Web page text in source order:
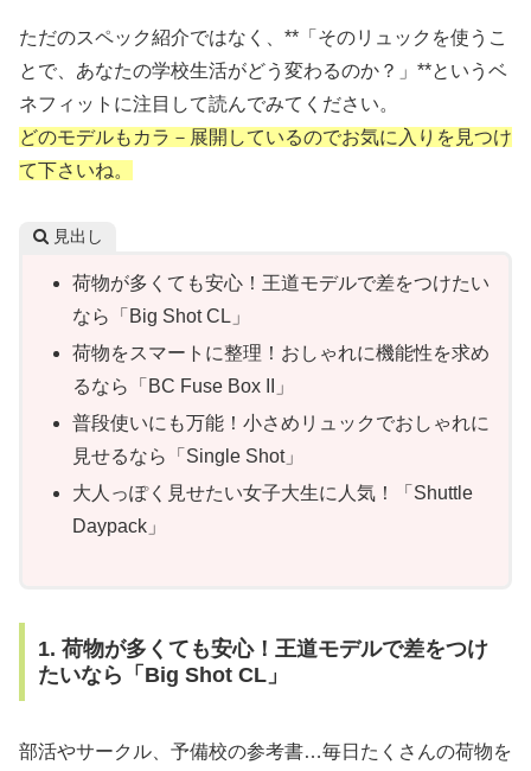
ただのスペック紹介ではなく、**「そのリュックを使うこ
とで、あなたの学校生活がどう変わるのか？」**というベ
ネフィットに注目して読んでみてください。
どのモデルもカラ－展開しているのでお気に入りを見つけ
て下さいね。
見出し
荷物が多くても安心！王道モデルで差をつけたい
なら「Big Shot CL」
荷物をスマートに整理！おしゃれに機能性を求め
るなら「BC Fuse Box II」
普段使いにも万能！小さめリュックでおしゃれに
見せるなら「Single Shot」
大人っぽく見せたい女子大生に人気！「Shuttle
Daypack」
1. 荷物が多くても安心！王道モデルで差をつけ
たいなら「Big Shot CL」
部活やサークル、予備校の参考書…毎日たくさんの荷物を